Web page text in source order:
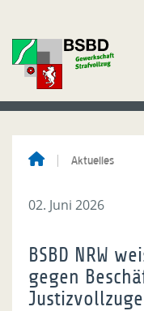
Aktuelles
02. Juni 2026
BSBD NRW
gegen